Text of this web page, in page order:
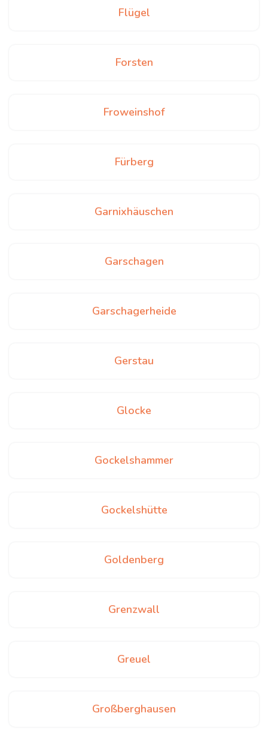
Flügel
Forsten
Froweinshof
Fürberg
Garnixhäuschen
Garschagen
Garschagerheide
Gerstau
Glocke
Gockelshammer
Gockelshütte
Goldenberg
Grenzwall
Greuel
Großberghausen